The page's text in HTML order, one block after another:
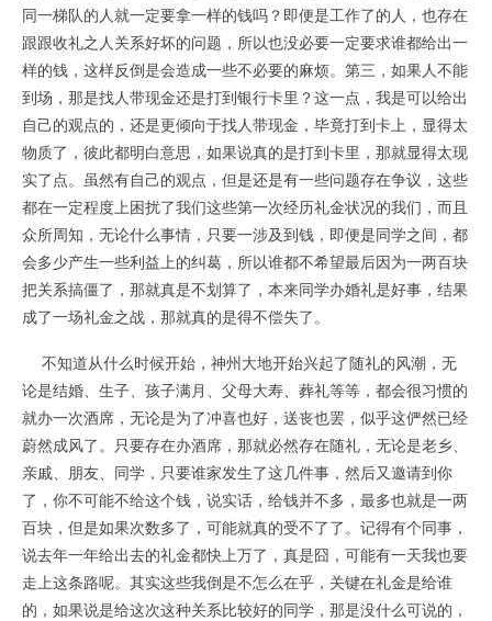
同一梯队的人就一定要拿一样的钱吗？即便是工作了的人，也存在
跟跟收礼之人关系好坏的问题，所以也没必要一定要求谁都给出一
样的钱，这样反倒是会造成一些不必要的麻烦。第三，如果人不能
到场，那是找人带现金还是打到银行卡里？这一点，我是可以给出
自己的观点的，还是更倾向于找人带现金，毕竟打到卡上，显得太
物质了，彼此都明白意思，如果说真的是打到卡里，那就显得太现
实了点。虽然有自己的观点，但是还是有一些问题存在争议，这些
都在一定程度上困扰了我们这些第一次经历礼金状况的我们，而且
众所周知，无论什么事情，只要一涉及到钱，即便是同学之间，都
会多少产生一些利益上的纠葛，所以谁都不希望最后因为一两百块
把关系搞僵了，那就真是不划算了，本来同学办婚礼是好事，结果
成了一场礼金之战，那就真的是得不偿失了。
不知道从什么时候开始，神州大地开始兴起了随礼的风潮，无
论是结婚、生子、孩子满月、父母大寿、葬礼等等，都会很习惯的
就办一次酒席，无论是为了冲喜也好，送丧也罢，似乎这俨然已经
蔚然成风了。只要存在办酒席，那就必然存在随礼，无论是老乡、
亲戚、朋友、同学，只要谁家发生了这几件事，然后又邀请到你
了，你不可能不给这个钱，说实话，给钱并不多，最多也就是一两
百块，但是如果次数多了，可能就真的受不了了。记得有个同事，
说去年一年给出去的礼金都快上万了，真是囧，可能有一天我也要
走上这条路呢。其实这些我倒是不怎么在乎，关键在礼金是给谁
的，如果说是给这次这种关系比较好的同学，那是没什么可说的，